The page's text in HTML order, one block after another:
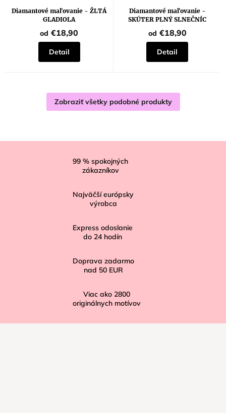
Diamantové maľovanie - ŽLTÁ
GLADIOLA
od €18,90
Detail
Diamantové maľovanie -
SKÚTER PLNÝ SLNEČNÍC
od €18,90
Detail
Zobraziť všetky podobné produkty
99 % spokojných
zákazníkov
Najväčší európsky
výrobca
Express odoslanie
do 24 hodín
Doprava zadarmo
nad 50 EUR
Viac ako 2800
originálnych motívov